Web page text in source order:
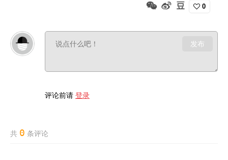
0
发布
评论前请 登录
共 0 条评论